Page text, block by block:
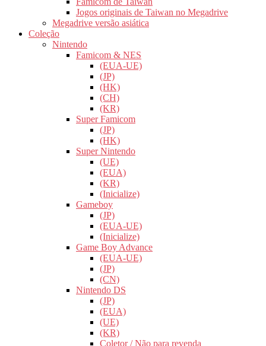
Jogos originais de Taiwan no Megadrive
Megadrive versão asiática
Coleção
Nintendo
Famicom & NES
(EUA-UE)
(JP)
(HK)
(CH)
(KR)
Super Famicom
(JP)
(HK)
Super Nintendo
(UE)
(EUA)
(KR)
(Inicialize)
Gameboy
(JP)
(EUA-UE)
(Inicialize)
Game Boy Advance
(EUA-UE)
(JP)
(CN)
Nintendo DS
(JP)
(EUA)
(UE)
(KR)
Coletor / Não para revenda